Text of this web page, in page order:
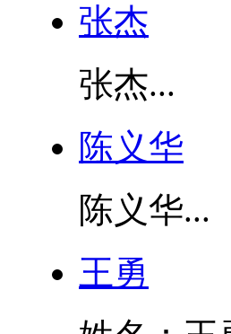
张杰
张杰...
陈义华
陈义华...
王勇